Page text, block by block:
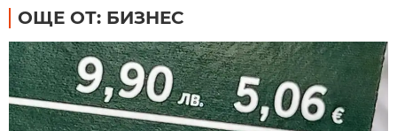
ОЩЕ ОТ: БИЗНЕС